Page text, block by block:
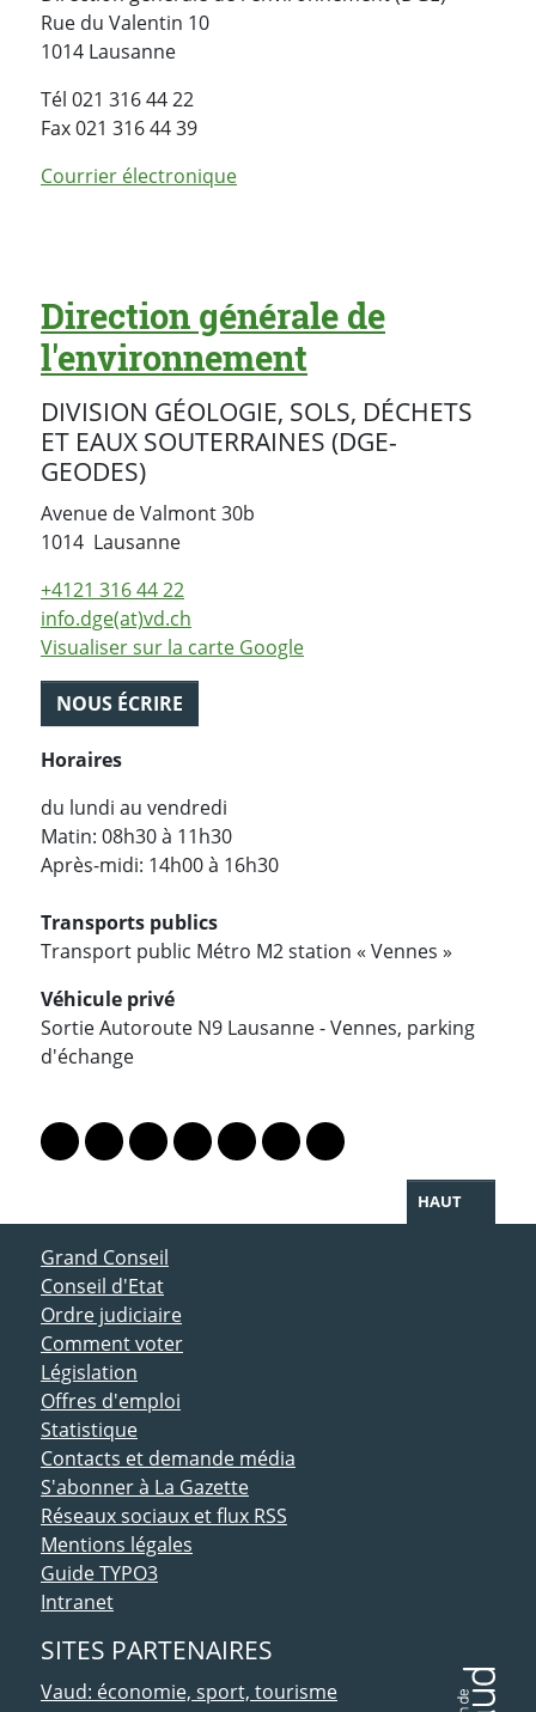
Rue du Valentin 10
1014 Lausanne
Tél 021 316 44 22
Fax 021 316 44 39
Courrier électronique
Direction générale de
l'environnement
DIVISION GÉOLOGIE, SOLS, DÉCHETS
ET EAUX SOUTERRAINES (DGE-
GEODES)
Avenue de Valmont 30b
1014 LausanneSuisse
+4121 316 44 22
info.dge(at)vd.ch
Visualiser sur la carte Google
NOUS ÉCRIRE
Horaires
du lundi au vendredi
Matin: 08h30 à 11h30
Après-midi: 14h00 à 16h30
Transports publics
Transport public Métro M2 station « Vennes »
Véhicule privé
Sortie Autoroute N9 Lausanne - Vennes, parking
d'échange
Lien vers le profil Mastodon
Lien vers le profil Bluesky
Lien vers le profil Instagram
Lien vers le profil Linkedin
Lien vers le profil Facebook
Lien vers le profil Twitter
Partager par WhatsApp
HAUT
ACCÈS DIRECT
Grand Conseil
Conseil d'Etat
Ordre judiciaire
Comment voter
Législation
Offres d'emploi
Statistique
Contacts et demande média
S'abonner à La Gazette
Réseaux sociaux et flux RSS
Mentions légales
Guide TYPO3
Intranet
SITES PARTENAIRES
Vaud: économie, sport, tourisme